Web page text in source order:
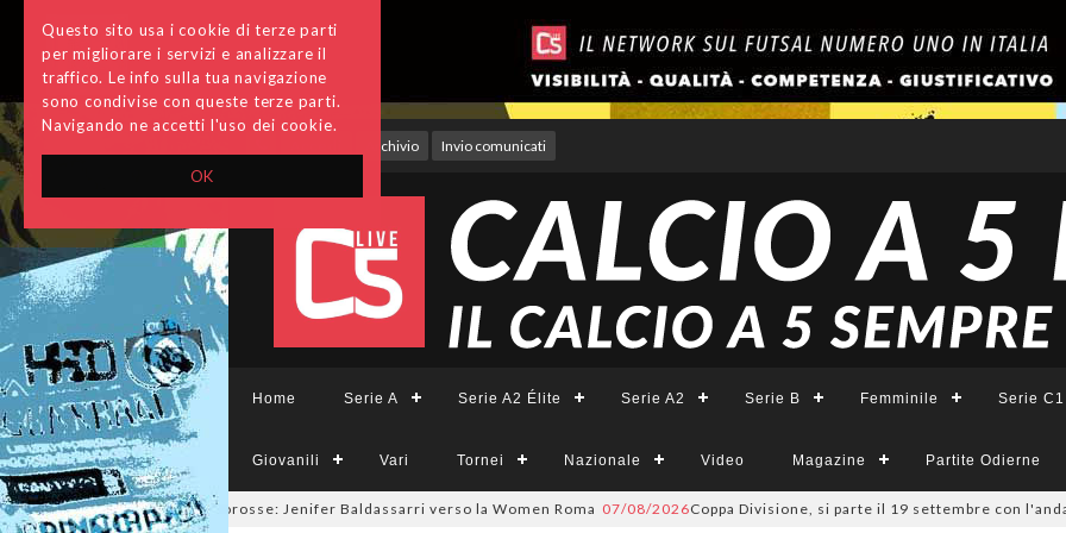
OK
Questo sito usa i cookie di terze parti
per migliorare i servizi e analizzare il
traffico. Le info sulla tua navigazione
sono condivise con queste terze parti.
Navigando ne accetti l'uso dei cookie.
Archivio Invio comunicati
Home Serie A Serie A2 Élite Serie A2 Serie B Femminile Serie C1
Giovanili Vari Tornei Nazionale Video Magazine Partite Odierne
a tinte giallorosse: Jenifer Baldassarri verso la Women Roma 07/08/2026Coppa Divisione, si parte il 19 settembre con l'andata